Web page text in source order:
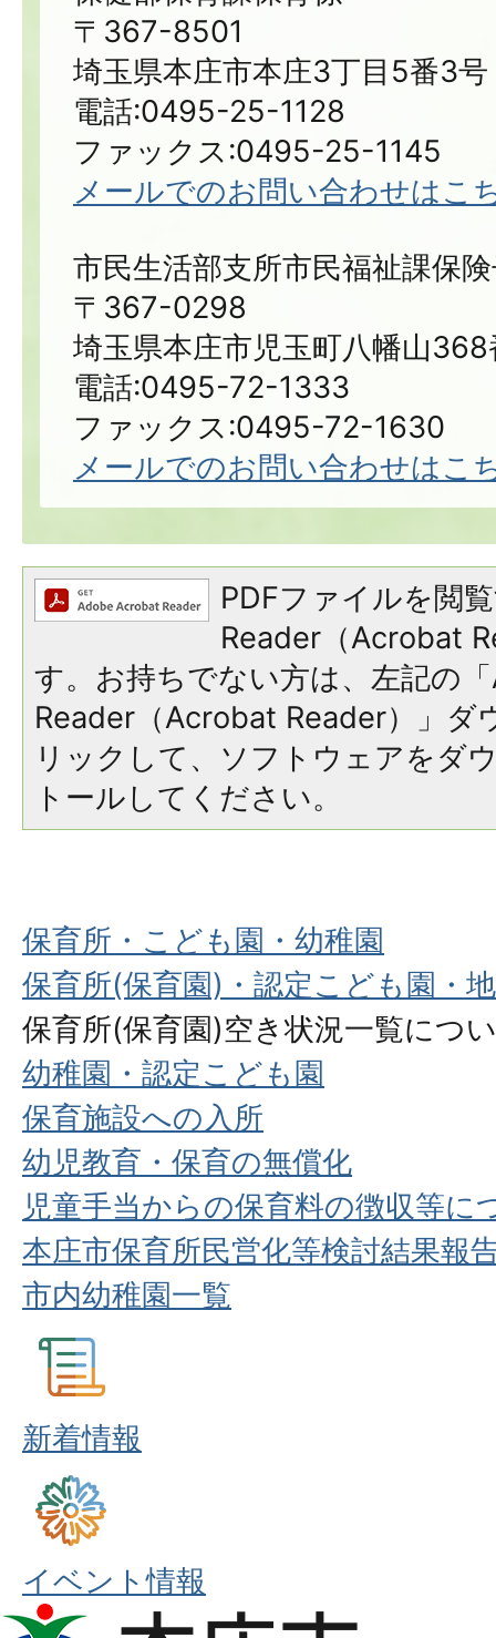
〒367-8501
埼玉県本庄市本庄3丁目5番3号
電話:0495-25-1128
ファックス:0495-25-1145
メールでのお問い合わせはこ
市民生活部支所市民福祉課保
〒367-0298
埼玉県本庄市児玉町八幡山368
電話:0495-72-1333
ファックス:0495-72-1630
メールでのお問い合わせはこ
PDFファイルを閲
Reader（Acrobat
す。お持ちでない方は、左記の
Reader（Acrobat Reader）」ダ
リックして、ソフトウェアをダ
トールしてください。
保育所・こども園・幼稚園
保育所(保育園)・認定こども園・
保育所(保育園)空き状況一覧につ
幼稚園・認定こども園
保育施設への入所
幼児教育・保育の無償化
児童手当からの保育料の徴収等に
本庄市保育所民営化等検討結果報
市内幼稚園一覧
新着情報
イベント情報
本